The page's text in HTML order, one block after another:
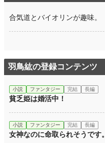
合気道とバイオリンが趣味。
羽鳥紘の登録コンテンツ
小説 ファンタジー 完結 長編
貧乏姫は婚活中！
小説 ファンタジー 完結 長編
女神なのに命取られそうです。